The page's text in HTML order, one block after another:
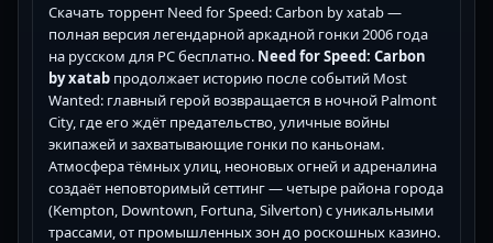
Скачать торрент Need for Speed: Carbon by xatab —
полная версия легендарной аркадной гонки 2006 года
на русском для PC бесплатно. Need for Speed: Carbon
by xatab продолжает историю после событий Most
Wanted: главный герой возвращается в ночной Palmont
City, где его ждёт предательство, уличные войны
экипажей и захватывающие гонки по каньонам.
Атмосфера тёмных улиц, неоновых огней и адреналина
создаёт неповторимый сеттинг — четыре района города
(Kempton, Downtown, Fortuna, Silverton) с уникальными
трассами, от промышленных зон до роскошных казино.